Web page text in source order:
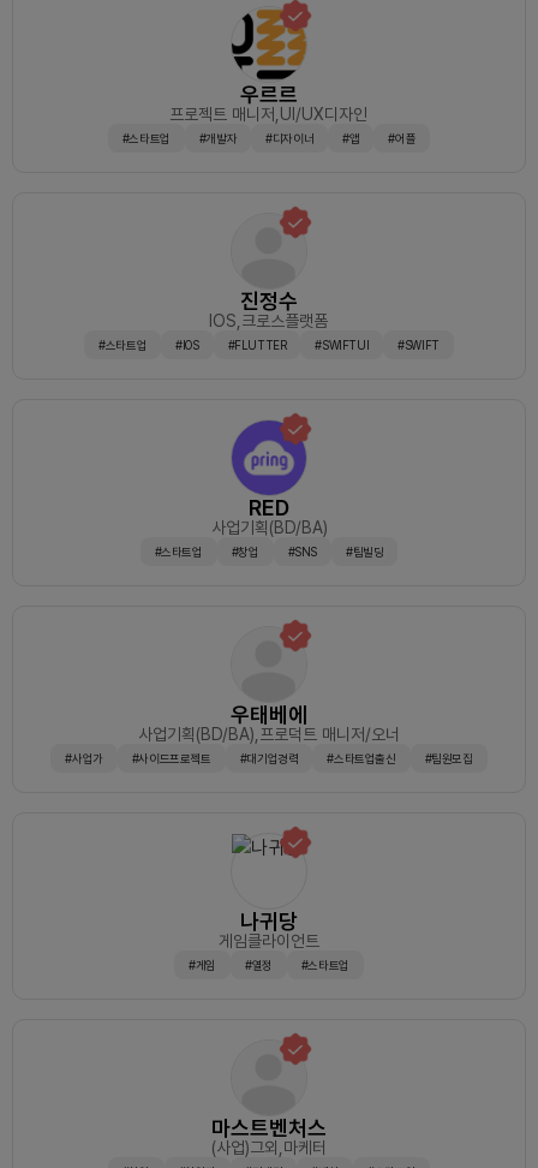
면서 프로젝트 진행속도가 아주 빠를텐데저는 풀타임으로 하겠
지만,여러분들은 사이드라고 하면, 주 8~10시간을 최대로 내시
게 될겁니다.직장 프로젝트의 1일이 우리에겐 1주로 치환!회사
에서의 1주는 우리에게 한 달!그럼 직장 스프린트 1회(2주-10
일) = 우리 스프린트 10주(3달)느릴 수 있지만 최대한 앞당겨
서 멤버들과 계속 소통해서 50% 이상 축약시킬 예정입니다.포
기하지 않고 1년 내에 괜찮은 서비스로 성장하고 문제를 계속해
서 피봇하고 해결해 갈겁니다.그러면서 비즈니스를 일으켜 갈
봤다~ 라는 포트폴리오로 가져가는 것이 아니라,진짜 미술, 금
융 시장에 뛰어들어 제대로 문제해결을 해보고 사업을 해봤다라
하고 우리 앞에 닥친 미션을 해결해 나가며 시장을 변화시킬 겁
니다.저의 부족함이 많아 능력자분들의 많은 도움이 절실히 필
요합니다.도움 기다리겠습니다.오래 프로젝트도 하고 좋은 팀원
우르르
프로젝트 매니저 ,UI/UX디자인
#스타트업 #개발자 #디자이너 #앱 #어플
진정수
IOS ,크로스플랫폼
#스타트업 #IOS #FLUTTER #SWIFTUI #SWIFT
RED
사업기획(BD/BA)
#스타트업 #창업 #SNS #팀빌딩
우태베에
사업기획(BD/BA) ,프로덕트 매니저/오너
#사업가 #사이드프로젝트 #대기업경력 #스타트업출신 #팀원모집
나귀당
게임클라이언트
#게임 #열정 #스타트업
마스트벤처스
(사업)그외 ,마케터